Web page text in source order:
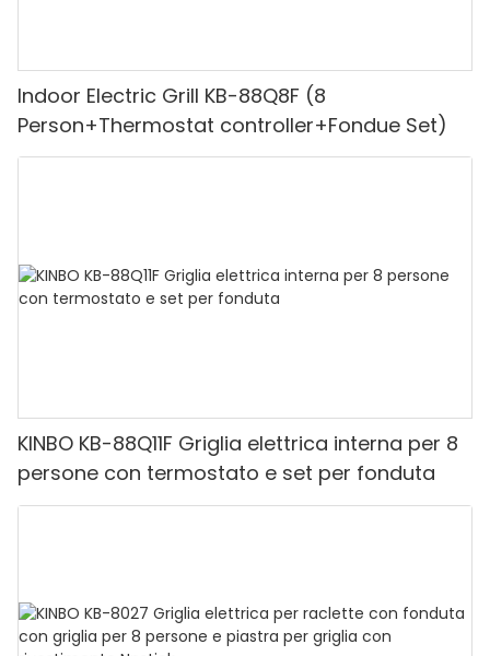
Indoor Electric Grill KB-88Q8F (8
Person+Thermostat controller+Fondue Set)
KINBO KB-88Q11F Griglia elettrica interna per 8
persone con termostato e set per fonduta